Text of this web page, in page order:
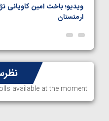
ویدیو؛ باخت امین کاویانی
ارمنستان
available at the moment.